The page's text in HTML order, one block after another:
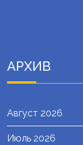
АРХИВ
Август 2026
Июль 2026